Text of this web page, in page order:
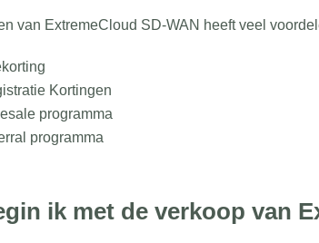
van ExtremeCloud SD-WAN heeft veel
Kortingen
programma
programma
ik met de verkoop van